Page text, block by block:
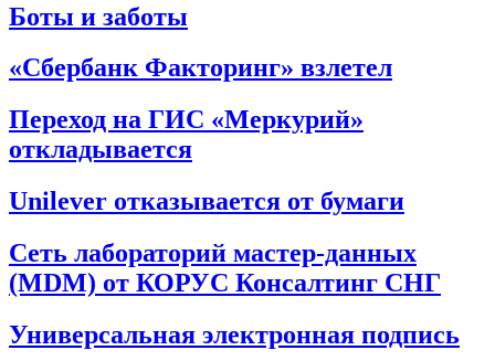
Боты и заботы
«Сбербанк Факторинг» взлетел
Переход на ГИС «Меркурий»
откладывается
Unilever отказывается от бумаги
Сеть лабораторий мастер-данных
(MDM) от КОРУС Консалтинг СНГ
Универсальная электронная подпись